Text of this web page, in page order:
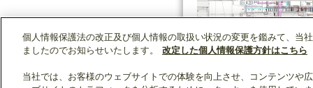
個人情報保護法の改正及び個人情報の取扱い状況の変更を鑑みて、当
ましたのでお知らせいたします。
改定した個人情報保護方針はこちら
当社では、お客様のウェブサイトでの体験を向上させ、コンテンツや